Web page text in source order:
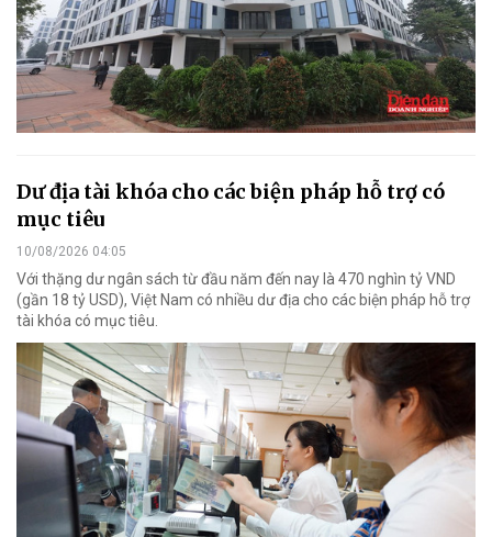
Dư địa tài khóa cho các biện pháp hỗ trợ có
mục tiêu
10/08/2026 04:05
Với thặng dư ngân sách từ đầu năm đến nay là 470 nghìn tỷ VND
(gần 18 tỷ USD), Việt Nam có nhiều dư địa cho các biện pháp hỗ trợ
tài khóa có mục tiêu.